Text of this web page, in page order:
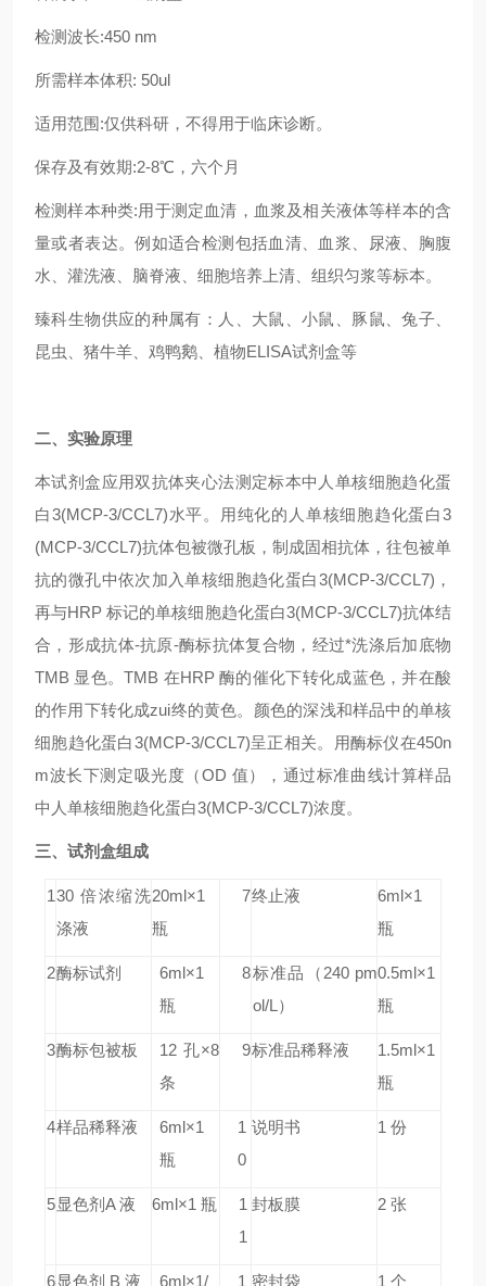
检测波长:450 nm
所需样本体积: 50ul
适用范围:仅供科研，不得用于临床诊断。
保存及有效期:2-8℃，六个月
检测样本种类:用于测定血清，血浆及相关液体等样本的含
量或者表达。例如适合检测包括血清、血浆、尿液、胸腹
水、灌洗液、脑脊液、细胞培养上清、组织匀浆等标本。
臻科生物供应的种属有：人、大鼠、小鼠、豚鼠、兔子、
昆虫、猪牛羊、鸡鸭鹅、植物ELISA试剂盒等
二、实验原理
本试剂盒应用双抗体夹心法测定标本中人单核细胞趋化蛋
白3(MCP-3/CCL7)水平。用纯化的人单核细胞趋化蛋白3
(MCP-3/CCL7)抗体包被微孔板，制成固相抗体，往包被单
抗的微孔中依次加入单核细胞趋化蛋白3(MCP-3/CCL7)，
再与HRP 标记的单核细胞趋化蛋白3(MCP-3/CCL7)抗体结
合，形成抗体-抗原-酶标抗体复合物，经过*洗涤后加底物
TMB 显色。TMB 在HRP 酶的催化下转化成蓝色，并在酸
的作用下转化成zui终的黄色。颜色的深浅和样品中的单核
细胞趋化蛋白3(MCP-3/CCL7)呈正相关。用酶标仪在450n
m波长下测定吸光度（OD 值），通过标准曲线计算样品
中人单核细胞趋化蛋白3(MCP-3/CCL7)浓度。
三、试剂盒组成
130 倍浓缩洗
涤液
20ml×1
瓶
7终止液
6ml×1
瓶
2酶标试剂
6ml×1
瓶
8标准品
（240 pm
ol/L）
0.5ml×1
瓶
3酶标包被板
12 孔×8
条
9标准品稀释液
1.5ml×1
瓶
4样品稀释液
6ml×1
瓶
1
0
说明书 1 份
5显色剂A 液 6ml×1 瓶
1
1
封板膜 2 张
6显色剂 B 液 6ml×1/ 1 密封袋 1 个